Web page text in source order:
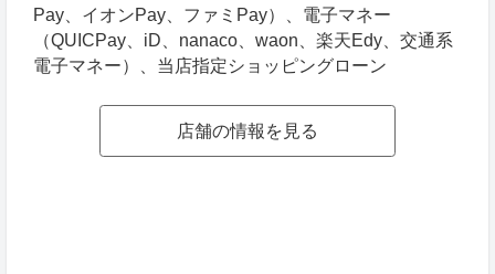
Pay、イオンPay、ファミPay）、電子マネー
（QUICPay、iD、nanaco、waon、楽天Edy、交通系
電子マネー）、当店指定ショッピングローン
店舗の情報を見る